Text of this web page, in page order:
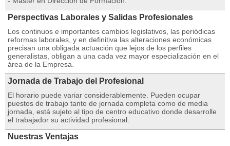
Perspectivas Laborales y Salidas Profesionales
Los continuos e importantes cambios legislativos, las periódicas
reformas laborales, y en definitiva las alteraciones económicas
precisan una obligada actuación que lejos de los perfiles
generalistas, obligan a una cada vez mayor especialización en el
área de la Empresa.
Jornada de Trabajo del Profesional
El horario puede variar considerablemente. Pueden ocupar
puestos de trabajo tanto de jornada completa como de media
jornada, está sujeto al tipo de centro educativo donde desarrolle
el trabajador su actividad profesional.
Nuestras Ventajas